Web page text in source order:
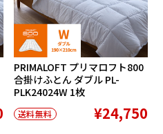
PRIMALOFT プリマロフト800
合掛けふとん ダブル PL-
PLK24024W 1枚
送料無料 ¥24,750